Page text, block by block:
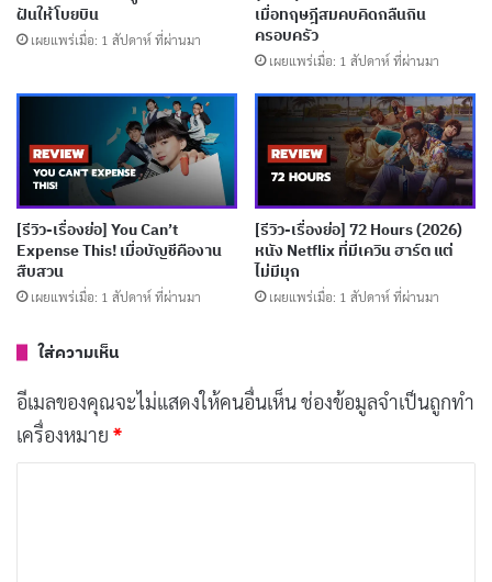
จึงมีแต่คำปลอบใจตัวเองว่า ไปพลาง ๆ ว่า “ถ้าสบายเมื่อ
ไหร่ ค่อยหันไปเรียกคะแนนนิยมจากลูก และเมียก็ได้”
บทความที่เกี่ยวข้อง
[รีวิว-เรื่องย่อ] The Idaho Murders: College
Nightmare สารคดีคดีสะเทือนอเมริกา
เผยแพร่เมื่อ: 1 สัปดาห์ ที่ผ่านมา
[รีวิว-เรื่องย่อ] Wrath (2026) ซีรีส์ MMA บราซิล
[รีวิว-เรื่องย่อ] Final Project ซีรีส์ทริลเลอร์ที่อยาก
ฝันให้โบยบิน
เผยแพร่เมื่อ: 1 สัปดาห์ ที่ผ่านมา
เมื่อทฤษฎีสมคบคิดกลืนกิน
ครอบครัว
เผยแพร่เมื่อ: 1 สัปดาห์ ที่ผ่านมา
[รีวิว-เรื่องย่อ] You Can’t
Expense This! เมื่อบัญชีคืองาน
สืบสวน
เผยแพร่เมื่อ: 1 สัปดาห์ ที่ผ่านมา
[รีวิว-เรื่องย่อ] 72 Hours (2026)
หนัง Netflix ที่มีเควิน ฮาร์ต แต่
ไม่มีมุก
เผยแพร่เมื่อ: 1 สัปดาห์ ที่ผ่านมา
ใส่ความเห็น
อีเมลของคุณจะไม่แสดงให้คนอื่นเห็นช่องข้อมูลจำเป็นถูกทำ
เครื่องหมาย *